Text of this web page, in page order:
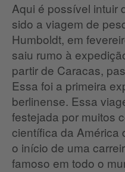
Aqui é possível intuir
sido a viagem de
Humboldt, em
saiu rumo à
partir de Caracas,
Essa foi a primeira
berlinense. Essa
festejada por muitos
científica da América
o início de uma
famoso em todo o